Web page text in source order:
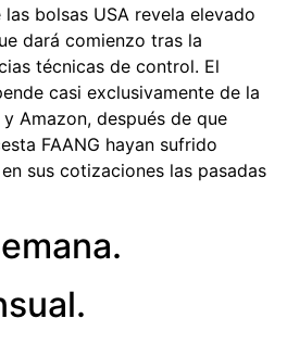
bolsas USA revela elevado
dará comienzo tras la
técnicas de control. El
casi exclusivamente de la
Amazon, después de que
FAANG hayan sufrido
sus cotizaciones las pasadas